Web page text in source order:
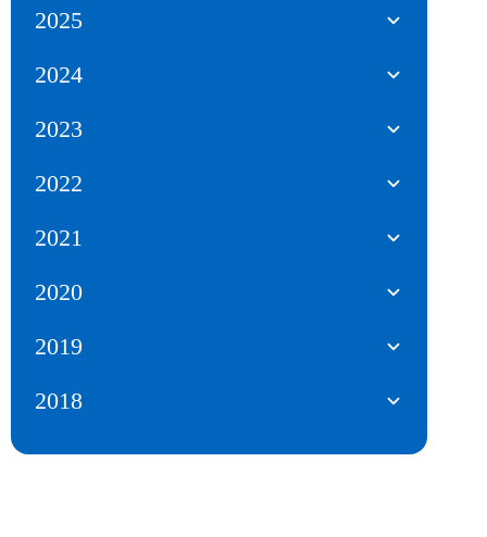
2025
2024
2023
2022
2021
2020
2019
2018